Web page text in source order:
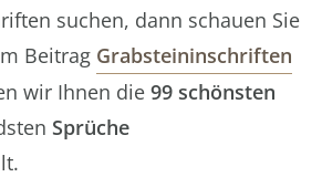
suchen, dann schauen Sie
Beitrag Grabsteininschriften
wir Ihnen die 99 schönsten
Sprüche